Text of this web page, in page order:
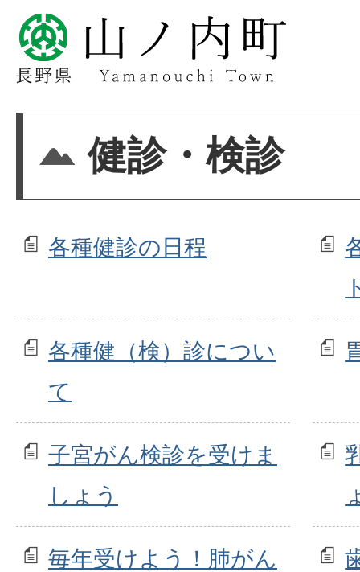
健診・検診
各種健診の日程
各種健（検）診につい
て
子宮がん検診を受けま
しょう
毎年受けよう！肺がん